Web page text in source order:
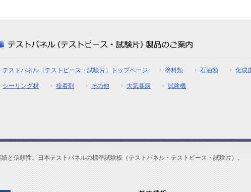
テストパネル（テストピース・試験片）トップページ 塗料類 石油類 化成
シーリング材 接着剤 その他 大気暴露 試験機
と信頼性。日本テストパネルの標準試験板（テストパネル・テストピース・試験片）。